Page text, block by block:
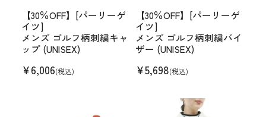
【30％OFF】[パーリーゲ
イツ]
メンズ ゴルフ柄刺繍キャ
ップ (UNISEX)
¥6,006(税込)
【30％OFF】[パーリーゲ
イツ]
メンズ ゴルフ柄刺繍バイ
ザー (UNISEX)
¥5,698(税込)